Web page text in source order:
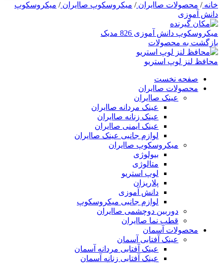
خانه/ محصولات صاایران/ میکروسکوپ صاایران/ میکروسکوپ
دانش آموزی
میکروسکوپ دانش آموزی 826 مدیک
بازگشت به محصولات
محافظ لنز لوپ استریو
صفحه نخست
محصولات صاایران
عینک صاایران
عینک مردانه صاایران
عینک زنانه صاایران
عینک ایمنی صاایران
لوازم جانبی عینک صاایران
میکروسکوپ صاایران
بیولوژی
متالوژی
لوپ استریو
پلاریزان
دانش آموزی
لوازم جانبی میکروسکوپ
دوربین دوچشمی صاایران
قطب نما صاایران
محصولات آسمان
عینک آفتابی آسمان
عینک آفتابی مردانه آسمان
عینک آفتابی زنانه آسمان